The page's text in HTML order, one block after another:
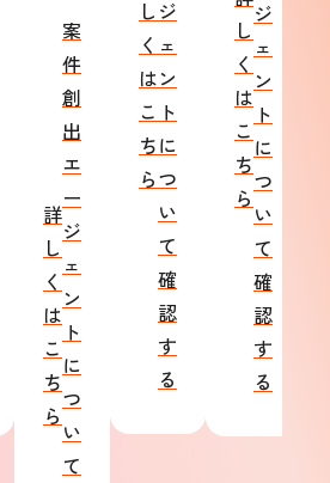
詳
し
く
は
こ
ち
ら
案
件
創
出
エ
ー
ジ
ェ
ン
ト
に
つ
い
て
し
く
は
こ
ち
ら
ジ
ェ
ン
ト
に
つ
い
て
確
認
す
る
し
く
は
こ
ち
ら
ジ
ェ
ン
ト
に
つ
い
て
確
認
す
る